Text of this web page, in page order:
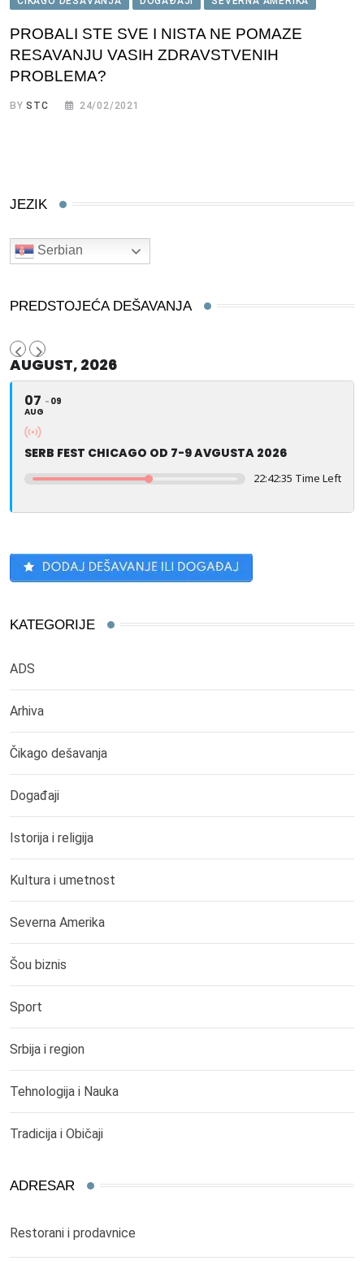
PROBALI STE SVE I NISTA NE POMAZE
RESAVANJU VASIH ZDRAVSTVENIH
PROBLEMA?
BYSTC 24/02/2021
JEZIK
Serbian
PREDSTOJEĆA DEŠAVANJA
AUGUST, 2026
07
AUG
09
SERB FEST CHICAGO OD 7-9 AVGUSTA 2026
22:42:35 Time Left
KATEGORIJE
ADS
Arhiva
Čikago dešavanja
Događaji
Istorija i religija
Kultura i umetnost
Severna Amerika
Šou biznis
Sport
Srbija i region
Tehnologija i Nauka
Tradicija i Običaji
ADRESAR
Restorani i prodavnice